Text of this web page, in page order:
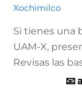
Xochimilco
Si tienes una
UAM-X,
Revisas las
📧